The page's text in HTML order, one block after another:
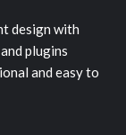
design with
plugins
and easy to